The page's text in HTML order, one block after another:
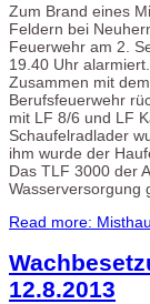
Zum Brand eines
Feldern bei
Feuerwehr am 2.
19.40 Uhr alarmiert.
Zusammen mit
Berufsfeuerwehr
mit LF 8/6 und LF
Schaufelradlader
ihm wurde der
Das TLF 3000 der
Wasserversorgung
Read more:
12.8.2013